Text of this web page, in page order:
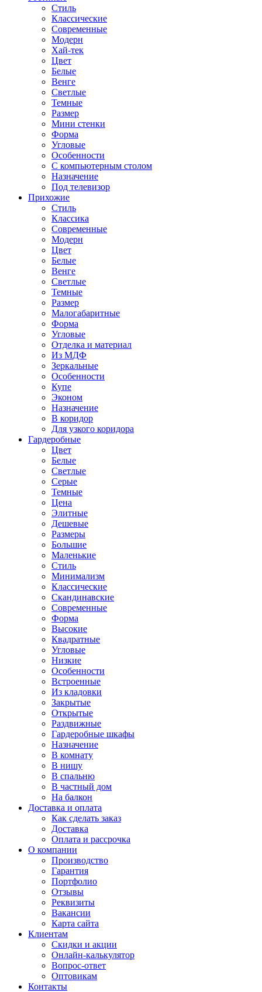
Стиль
Классические
Современные
Модерн
Хай-тек
Цвет
Белые
Венге
Светлые
Темные
Размер
Мини стенки
Форма
Угловые
Особенности
С компьютерным столом
Назначение
Под телевизор
Прихожие
Стиль
Классика
Современные
Модерн
Цвет
Белые
Венге
Светлые
Темные
Размер
Малогабаритные
Форма
Угловые
Отделка и материал
Из МДФ
Зеркальные
Особенности
Купе
Эконом
Назначение
В коридор
Для узкого коридора
Гардеробные
Цвет
Белые
Светлые
Серые
Темные
Цена
Элитные
Дешевые
Размеры
Большие
Маленькие
Стиль
Минимализм
Классические
Скандинавские
Современные
Форма
Высокие
Квадратные
Угловые
Низкие
Особенности
Встроенные
Из кладовки
Закрытые
Открытые
Раздвижные
Гардеробные шкафы
Назначение
В комнату
В нишу
В спальню
В частный дом
На балкон
Доставка и оплата
Как сделать заказ
Доставка
Оплата и рассрочка
О компании
Производство
Гарантия
Портфолио
Отзывы
Реквизиты
Вакансии
Карта сайта
Клиентам
Скидки и акции
Онлайн-калькулятор
Вопрос-ответ
Оптовикам
Контакты